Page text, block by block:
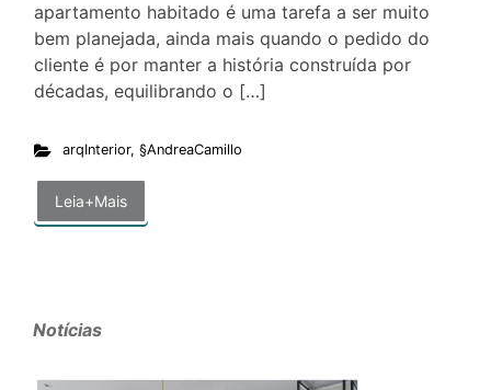
apartamento habitado é uma tarefa a ser muito
bem planejada, ainda mais quando o pedido do
cliente é por manter a história construída por
décadas, equilibrando o […]
arqInterior, §AndreaCamillo
Leia+Mais
Notícias